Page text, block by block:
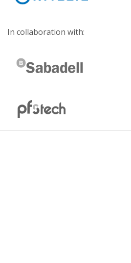
In collaboration with: